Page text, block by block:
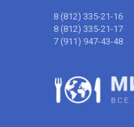
8 (812) 335-21-16
8 (812) 335-21-17
7 (911) 947-43-48